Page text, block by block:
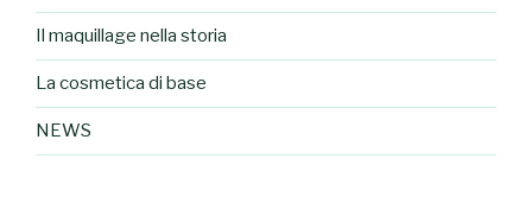
Il maquillage nella storia
La cosmetica di base
NEWS